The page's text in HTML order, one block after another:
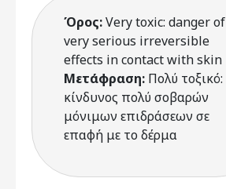
Όρος:Very toxic: danger of
very serious irreversible
effects in contact with skin
Μετάφραση: Πολύ τοξικό:
κίνδυνος πολύ σοβαρών
μόνιμων επιδράσεων σε
επαφή με το δέρμα